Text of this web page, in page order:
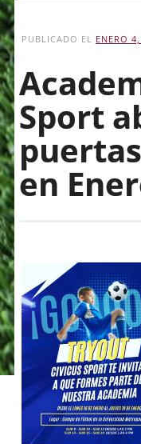
content
PUBLICADO EL ENERO
Sport
en